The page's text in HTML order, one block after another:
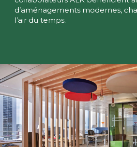
d’aménagements modernes,
l’air du temps.